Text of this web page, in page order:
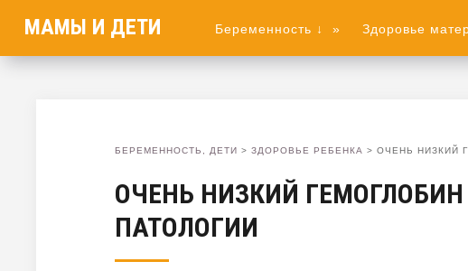
МАМЫ И ДЕТИ Беременность ↓ » Здоровье
БЕРЕМЕННОСТЬ, ДЕТИ > ЗДОРОВЬЕ РЕБЕНКА > ОЧЕНЬ НИЗКИЙ
ОЧЕНЬ НИЗКИЙ
ПАТОЛОГИИ